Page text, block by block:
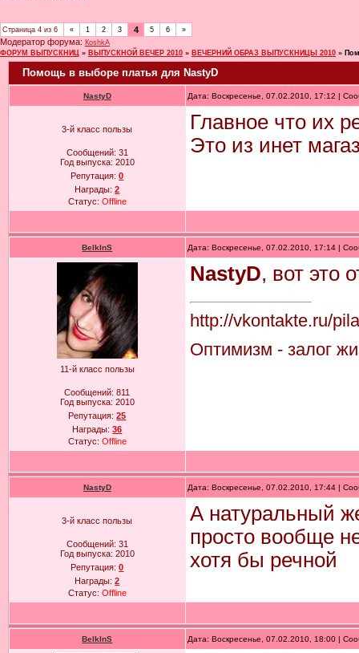
Страница 4 из 6 « 1 2 3 4 5 6 »
Модератор форума: КoshkA
ФОРУМ ВЫПУСКНИЦ » ВЫПУСКНОЙ ВЕЧЕР 2010 » ВЕЧЕРНИЙ ОБРАЗ ВЫПУСКНИЦЫ 2010 »
Помощь в выборе платья для NastyD
NastyD Дата: Воскресенье, 07.02.2010, 17:12 |
3-й класс пользы
Сообщений: 31
Год выпуска: 2010
Репутация:0
Награды:2
Статус: Offline
Главное что их
Это из инет
BelkInS Дата: Воскресенье, 07.02.2010, 17:14 |
11-й класс пользы
Сообщений:811
Год выпуска: 2010
Репутация:25
Награды:36
Статус: Offline
NastyD, вот это
http://vkontakte.ru/
Оптимизм - залог
NastyD Дата: Воскресенье, 07.02.2010, 17:44 |
3-й класс пользы
Сообщений: 31
Год выпуска: 2010
Репутация:0
Награды:2
Статус: Offline
А натуральный
просто вообще
хотя бы речной
BelkInS Дата: Воскресенье, 07.02.2010, 18:00 |